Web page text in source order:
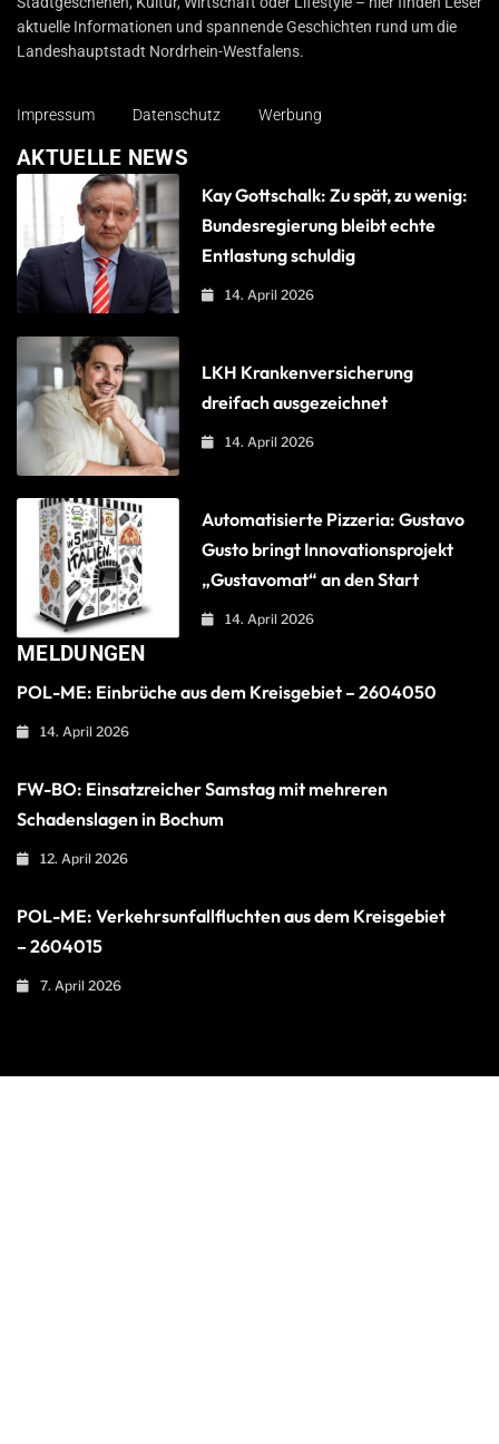
aktuelle Informationen und spannende Geschichten rund um die
Landeshauptstadt Nordrhein-Westfalens.
Impressum Datenschutz Werbung
AKTUELLE NEWS
Kay Gottschalk: Zu spät, zu wenig:
Bundesregierung bleibt echte
Entlastung schuldig
14. April 2026
LKH Krankenversicherung
dreifach ausgezeichnet
14. April 2026
Automatisierte Pizzeria: Gustavo
Gusto bringt Innovationsprojekt
„Gustavomat“ an den Start
14. April 2026
MELDUNGEN
POL-ME: Einbrüche aus dem Kreisgebiet – 2604050
14. April 2026
FW-BO: Einsatzreicher Samstag mit mehreren
Schadenslagen in Bochum
12. April 2026
POL-ME: Verkehrsunfallfluchten aus dem Kreisgebiet
– 2604015
7. April 2026